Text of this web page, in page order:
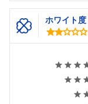
ホワイト度